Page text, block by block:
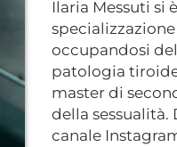
Ilaria Messuti si
occupandosi
patologia
master di
della
canale